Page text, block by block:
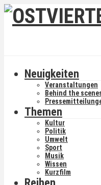
Neuigkeiten
Veranstaltungen
Behind the
Themen
Kultur
Politik
Umwelt
Sport
Musik
Wissen
Kurzfilm